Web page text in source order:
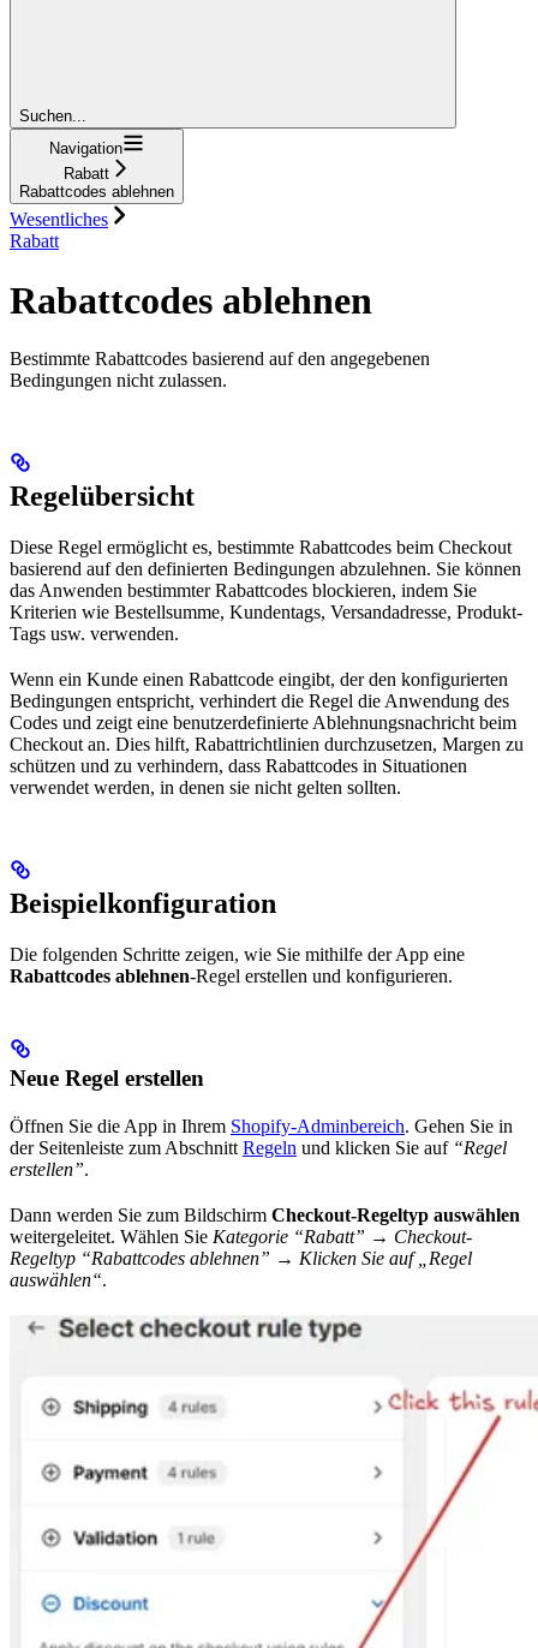
Suchen...
Navigation
Rabatt
Rabattcodes ablehnen
Wesentliches
Rabatt
Rabattcodes ablehnen
Bestimmte Rabattcodes basierend auf den angegebenen
Bedingungen nicht zulassen.
Regelübersicht
Diese Regel ermöglicht es, bestimmte Rabattcodes beim Checkout
basierend auf den definierten Bedingungen abzulehnen. Sie können
das Anwenden bestimmter Rabattcodes blockieren, indem Sie
Kriterien wie Bestellsumme, Kundentags, Versandadresse, Produkt-
Tags usw. verwenden.
Wenn ein Kunde einen Rabattcode eingibt, der den konfigurierten
Bedingungen entspricht, verhindert die Regel die Anwendung des
Codes und zeigt eine benutzerdefinierte Ablehnungsnachricht beim
Checkout an. Dies hilft, Rabattrichtlinien durchzusetzen, Margen zu
schützen und zu verhindern, dass Rabattcodes in Situationen
verwendet werden, in denen sie nicht gelten sollten.
Beispielkonfiguration
Die folgenden Schritte zeigen, wie Sie mithilfe der App eine
Rabattcodes ablehnen-Regel erstellen und konfigurieren.
Neue Regel erstellen
Öffnen Sie die App in Ihrem Shopify-Adminbereich. Gehen Sie in
der Seitenleiste zum Abschnitt Regeln und klicken Sie auf “Regel
erstellen”.
Dann werden Sie zum Bildschirm Checkout-Regeltyp auswählen
weitergeleitet. Wählen Sie Kategorie “Rabatt” → Checkout-
Regeltyp “Rabattcodes ablehnen” → Klicken Sie auf „Regel
auswählen“.